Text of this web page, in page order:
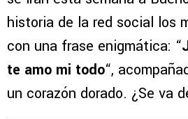
historia de la red social los
con una frase enigmática: “
te amo mi todo“,
un corazón dorado. ¿Se va